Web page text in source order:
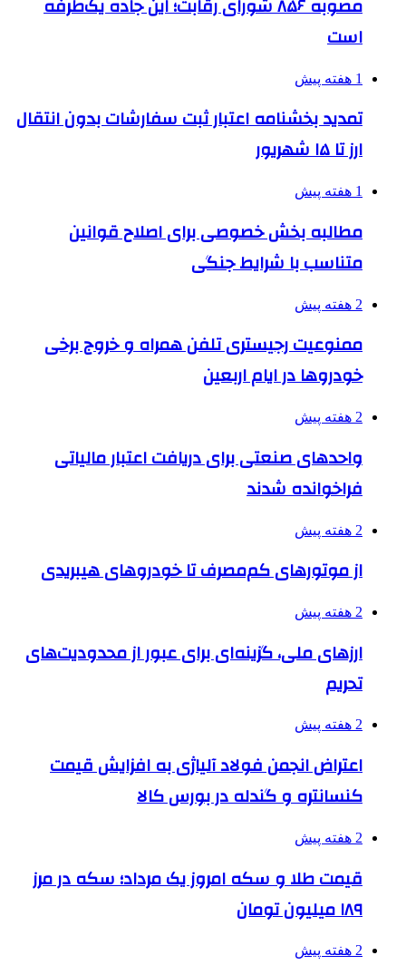
مصوبه ۸۵۶ شورای رقابت؛ این جاده یک‌طرفه
است
1 هفته پیش
تمدید بخشنامه اعتبار ثبت سفارشات بدون انتقال
ارز تا ۱۵ شهریور
1 هفته پیش
مطالبه بخش خصوصی برای اصلاح قوانین
متناسب با شرایط جنگی
2 هفته پیش
ممنوعیت رجیستری تلفن همراه و خروج برخی
خودروها در ایام اربعین
2 هفته پیش
واحدهای صنعتی برای دریافت اعتبار مالیاتی
فراخوانده شدند
2 هفته پیش
از موتورهای کم‌مصرف تا خودروهای هیبریدی
2 هفته پیش
ارزهای ملی، گزینه‌ای برای عبور از محدودیت‌های
تحریم
2 هفته پیش
اعتراض انجمن فولاد آلیاژی به افزایش قیمت
کنسانتره و گندله در بورس کالا
2 هفته پیش
قیمت طلا و سکه امروز یک مرداد؛ سکه در مرز
۱۸۹ میلیون تومان
2 هفته پیش